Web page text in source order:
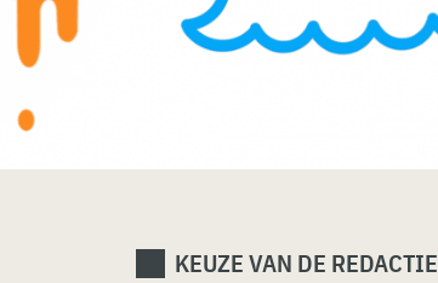
KEUZE VAN DE REDACTIE